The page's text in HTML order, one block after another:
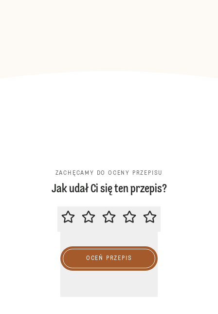
ZACHĘCAMY DO OCENY PRZEPISU
Jak udał Ci się ten przepis?
ZACHĘCAMY DO OCENY
OCEŃ PRZEPIS